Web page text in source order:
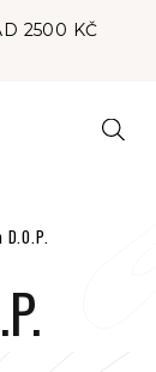
2500 KČ
D.O.P.